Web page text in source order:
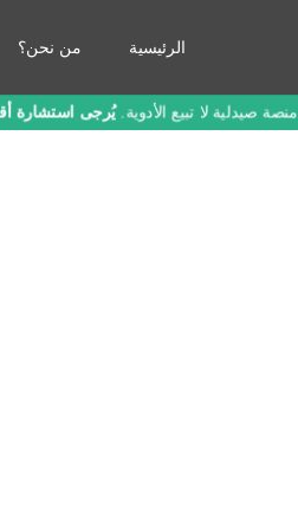
الرئيسية من نحن؟
منصة صيدلية لا تبيع الأدوية.يُرجى استشارة